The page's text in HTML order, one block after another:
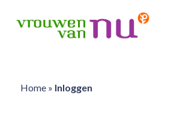
Home» Inloggen